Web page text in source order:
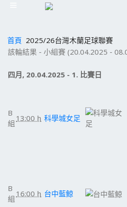
首頁 2025/26台灣木蘭足球聯賽
該輪結果 - 小組賽 (20.04.2025 -
四月, 20.04.2025 - 1. 比賽日
B
組
13:00 h 科學城女足
B
組
16:00 h 台中藍鯨